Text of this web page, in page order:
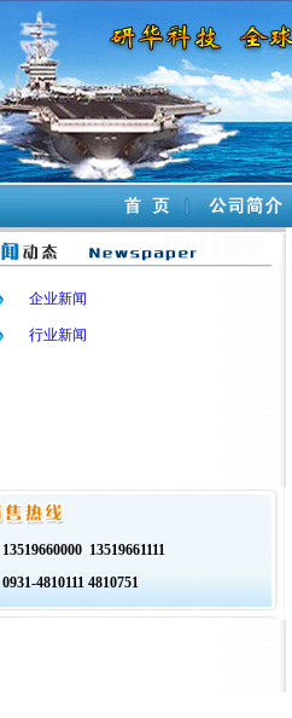
企业新闻
行业新闻
13519660000 13519661111
0931-4810111 4810751